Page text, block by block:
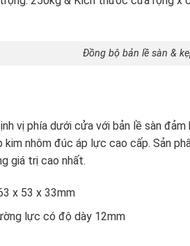
Đồng bộ bản lề sàn &
vị phía dưới cửa với bản lề sàn
kim nhôm đúc áp lực cao cấp. Sản
giá trị cao nhất.
x 53 x 33mm
lực có độ dày 12mm